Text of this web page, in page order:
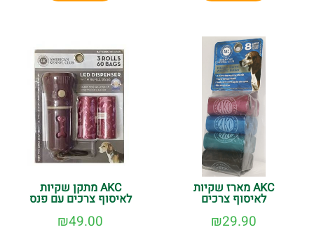
AKC מארז שקיות
לאיסוף צרכים
₪29.90
AKC מתקן שקיות
לאיסוף צרכים עם פנס
₪49.00